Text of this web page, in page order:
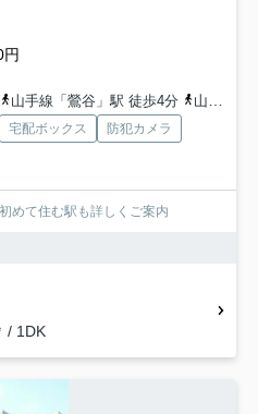
山手線「鶯谷」駅 徒歩4分 山手線「上野」駅 徒歩11分
宅配ボックス
防犯カメラ
めて住む駅も詳しくご案内
/ 1DK